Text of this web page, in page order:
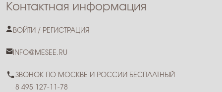
Контактная информация
ВОЙТИ / РЕГИСТРАЦИЯ
INFO@MESEE.RU
ЗВОНОК ПО МОСКВЕ И РОССИИ БЕСПЛАТНЫЙ
8 495 127-11-78